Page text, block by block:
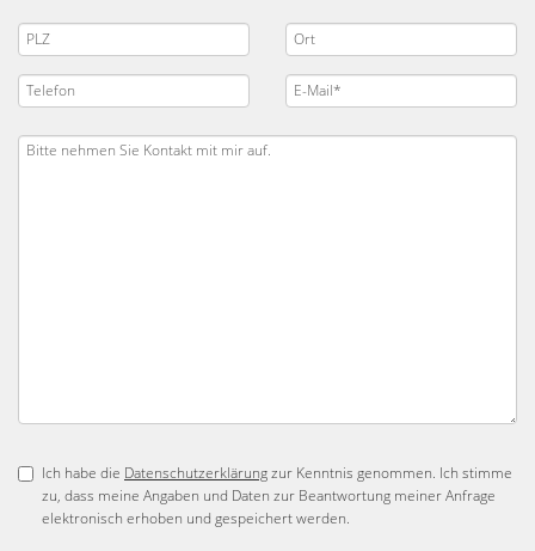
Ich habe die Datenschutzerklärungzur Kenntnis genommen. Ich stimme
zu, dass meine Angaben und Daten zur Beantwortung meiner Anfrage
elektronisch erhoben und gespeichert werden.